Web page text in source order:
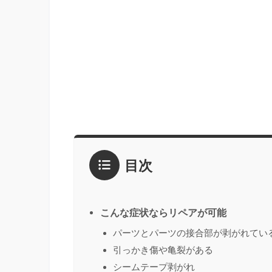
目次
こんな症状ならリペアが可能
パーツとパーツの接合部が剥がれてい
引っかき傷や亀裂がある
シームテープ剥がれ